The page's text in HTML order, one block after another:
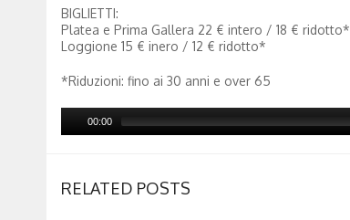
BIGLIETTI:
Platea e Prima Gallera 22 € intero / 18 € ridotto*
Loggione 15 € inero / 12 € ridotto*
*Riduzioni: fino ai 30 anni e over 65
00:00
RELATED POSTS